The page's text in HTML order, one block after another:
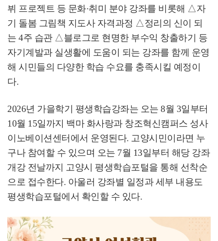
뷔 프로젝트 등 문화·취미 분야 강좌를 비롯해 △자
기 돌봄 그림책 지도사 자격과정 △정리의 신이 되
는 4주 습관 △블로그로 현명한 부수익 창출하기 등
자기계발과 실생활에 도움이 되는 강좌를 함께 운영
해 시민들의 다양한 학습 수요를 충족시킬 예정이
다.
2026년 가을학기 평생학습강좌는 오는 8월 3일부터
10월 15일까지 백마 화사랑과 창조혁신캠퍼스 성사
이노베이션센터에서 운영된다. 고양시민이라면 누
구나 참여할 수 있으며 오는 7월 13일부터 해당 강좌
개강 전날까지 고양시 평생학습포털을 통해 선착순
으로 접수한다. 아울러 강좌별 일정과 세부 내용도
평생학습포털에서 확인할 수 있다.